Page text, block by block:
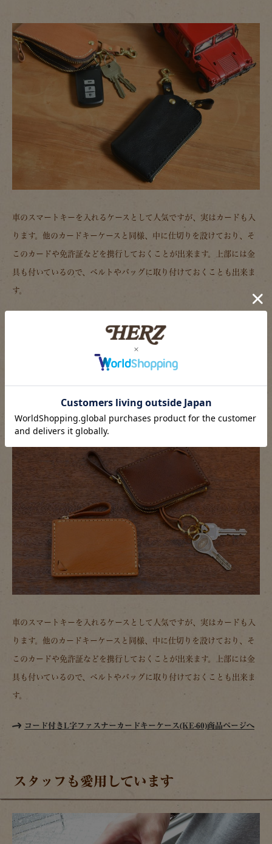
車のスマートキーを入れるケースとして人気ですが、実はカードも入
ります。他のカードキーケースと同様、中に仕切りを設けており、そ
このカードや免許証などを携行しておくことが出来ます。上部には金
具も付いているので、ベルトやバッグに取り付けておくことも出来ま
す。
ース(KE-60)
車のスマートキーを入れるケースとして人気ですが、実はカードも入
ります。他のカードキーケースと同様、中に仕切りを設けており、そ
このカードや免許証などを携行しておくことが出来ます。上部には金
具も付いているので、ベルトやバッグに取り付けておくことも出来ま
す。
コード付きL字ファスナーカードキーケース(KE-60)商品ページへ
スタッフも愛用しています